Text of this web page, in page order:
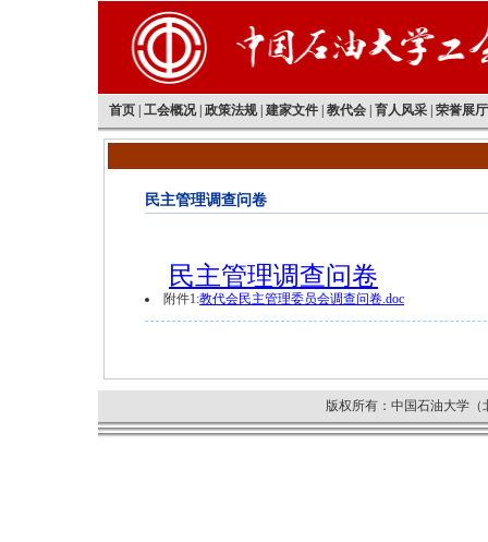
首页 工会概况| 政策法规| 建家文件 教代会 育人风采 荣誉展厅
民主管理调查问卷
民主管理调查问卷
附件1:教代会民主管理委员会调查问卷.doc
版权所有：中国石油大学